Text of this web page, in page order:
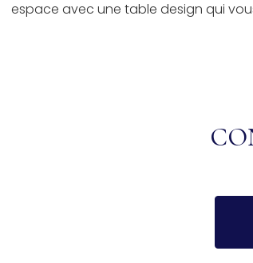
espace avec une table design qui